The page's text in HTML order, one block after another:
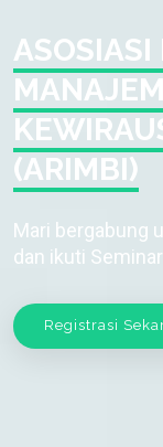
ASOSIASI
(ARIMBI)
Mari bergabung
dan ikuti
Registrasi